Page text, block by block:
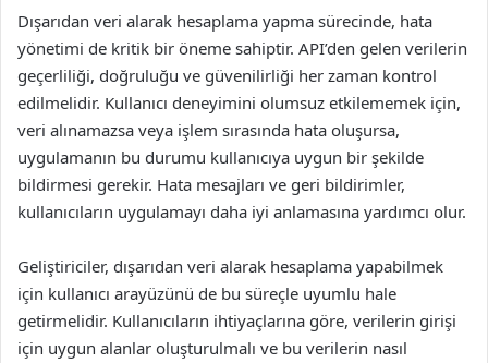
Dışarıdan veri alarak hesaplama yapma sürecinde, hata
yönetimi de kritik bir öneme sahiptir. API’den gelen verilerin
geçerliliği, doğruluğu ve güvenilirliği her zaman kontrol
edilmelidir. Kullanıcı deneyimini olumsuz etkilememek için,
veri alınamazsa veya işlem sırasında hata oluşursa,
uygulamanın bu durumu kullanıcıya uygun bir şekilde
bildirmesi gerekir. Hata mesajları ve geri bildirimler,
kullanıcıların uygulamayı daha iyi anlamasına yardımcı olur.
Geliştiriciler, dışarıdan veri alarak hesaplama yapabilmek
için kullanıcı arayüzünü de bu süreçle uyumlu hale
getirmelidir. Kullanıcıların ihtiyaçlarına göre, verilerin girişi
için uygun alanlar oluşturulmalı ve bu verilerin nasıl